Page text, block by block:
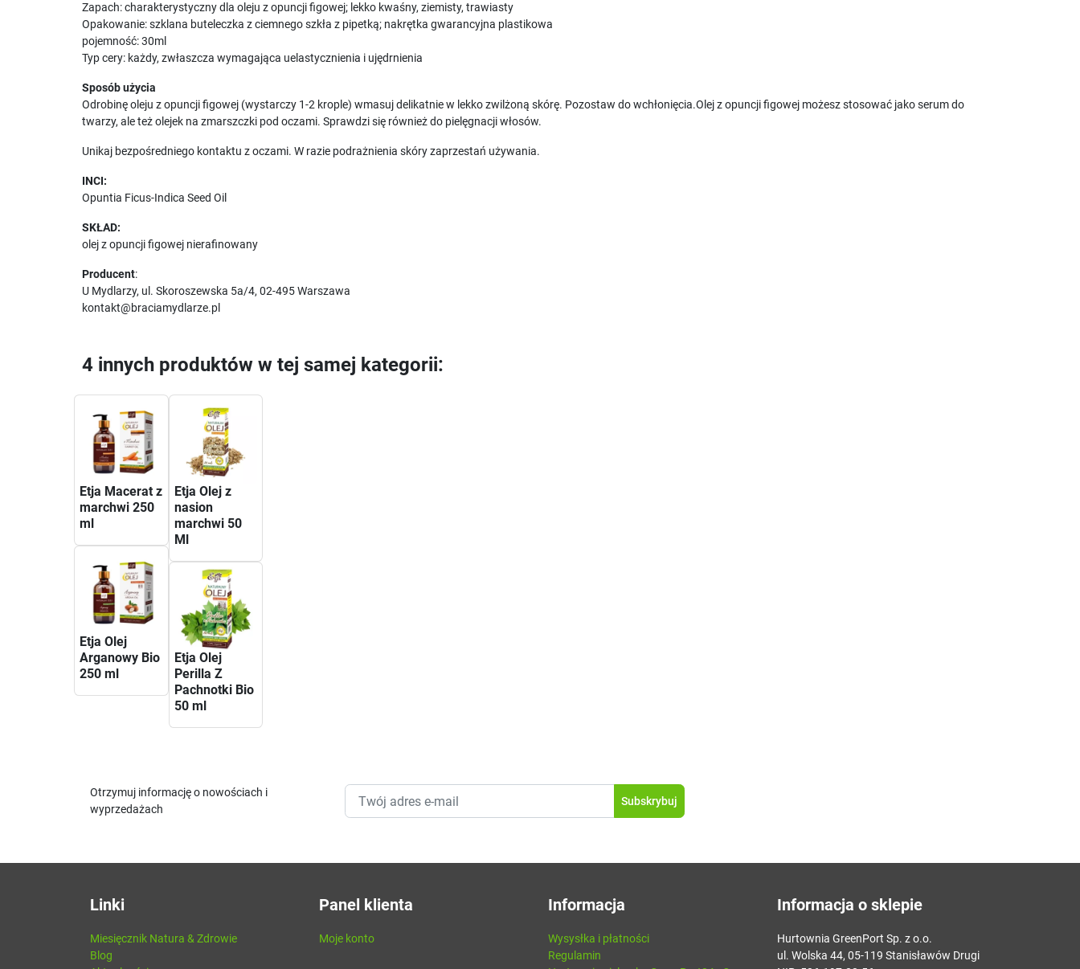
Zapach: charakterystyczny dla oleju z opuncji figowej; lekko kwaśny, ziemisty, trawiasty
Opakowanie: szklana buteleczka z ciemnego szkła z pipetką; nakrętka gwarancyjna plastikowa
pojemność: 30ml
Typ cery: każdy, zwłaszcza wymagająca uelastycznienia i ujędrnienia
Sposób użycia
Odrobinę oleju z opuncji figowej (wystarczy 1-2 krople) wmasuj delikatnie w lekko zwilżoną skórę. Pozostaw do wchłonięcia.Olej z opuncji figowej możesz stosować jako serum do
twarzy, ale też olejek na zmarszczki pod oczami. Sprawdzi się również do pielęgnacji włosów.
Unikaj bezpośredniego kontaktu z oczami. W razie podrażnienia skóry zaprzestań używania.
INCI:
Opuntia Ficus-Indica Seed Oil
SKŁAD:
olej z opuncji figowej nierafinowany
Producent:
U Mydlarzy, ul. Skoroszewska 5a/4, 02-495 Warszawa
kontakt@braciamydlarze.pl
4 innych produktów w tej samej kategorii:
Etja Macerat z
marchwi 250
ml
Etja Olej
Arganowy Bio
250 ml
Etja Olej z
nasion
marchwi 50
Ml
Etja Olej
Perilla Z
Pachnotki Bio
50 ml
Otrzymuj informację o nowościach i
wyprzedażach
Linki
Miesięcznik Natura & Zdrowie
Blog
Panel klienta
Moje konto
Informacja
Wysysłka i płatności
Regulamin
Informacja o sklepie
Hurtownia GreenPort Sp. z o.o.
ul. Wolska 44, 05-119 Stanisławów Drugi